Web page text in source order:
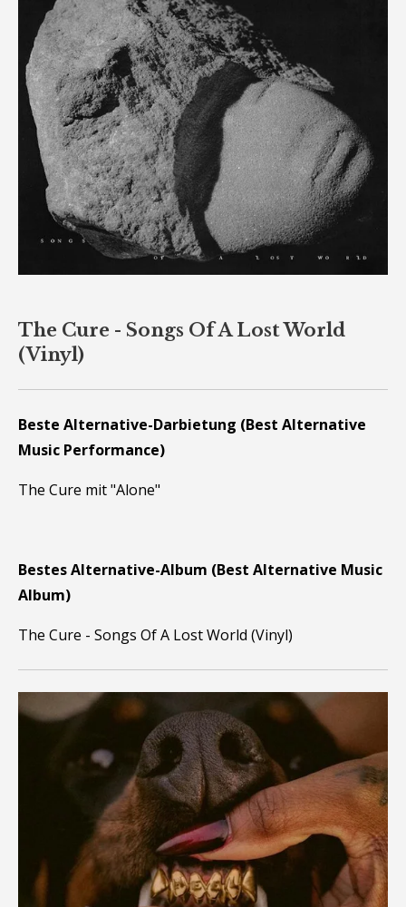
The Cure - Songs Of A Lost World
(Vinyl)
Beste Alternative-Darbietung (Best Alternative
Music Performance)
The Cure mit "Alone"
Bestes Alternative-Album (Best Alternative Music
Album)
The Cure - Songs Of A Lost World (Vinyl)